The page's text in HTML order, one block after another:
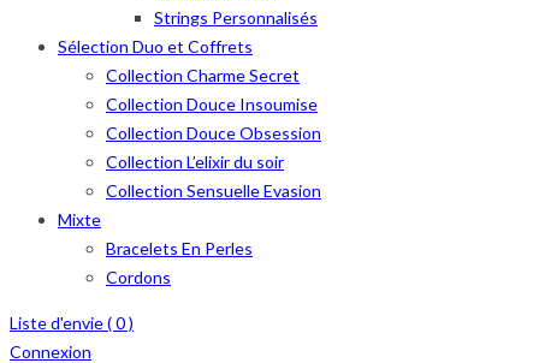
Strings Personnalisés
Sélection Duo et Coffrets
Collection Charme Secret
Collection Douce Insoumise
Collection Douce Obsession
Collection L’elixir du soir
Collection Sensuelle Evasion
Mixte
Bracelets En Perles
Cordons
Liste d'envie (0)
Connexion